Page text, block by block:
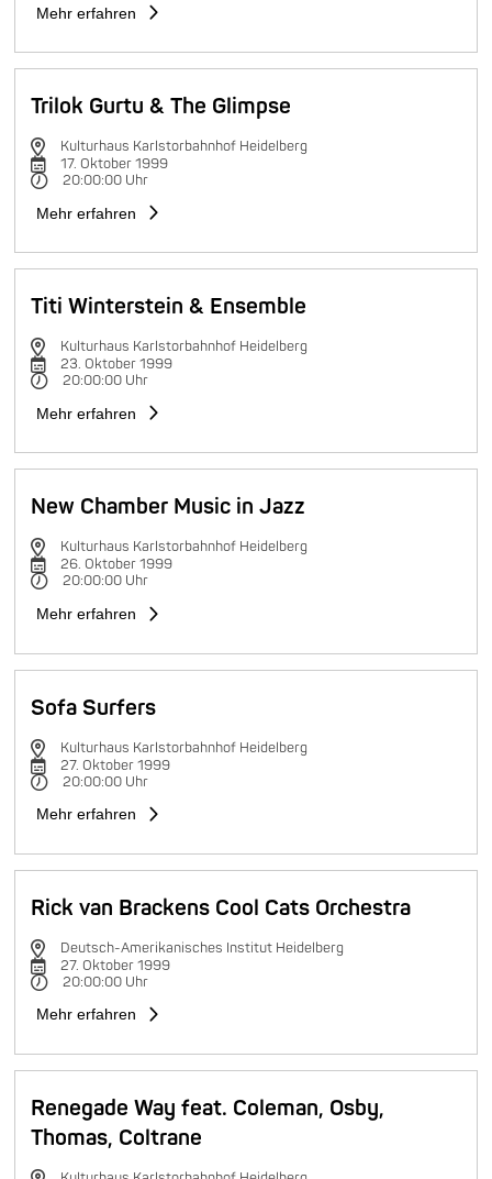
Mehr erfahren
Trilok Gurtu & The Glimpse
Kulturhaus Karlstorbahnhof Heidelberg
17. Oktober 1999
20:00:00 Uhr
Mehr erfahren
Titi Winterstein & Ensemble
Kulturhaus Karlstorbahnhof Heidelberg
23. Oktober 1999
20:00:00 Uhr
Mehr erfahren
New Chamber Music in Jazz
Kulturhaus Karlstorbahnhof Heidelberg
26. Oktober 1999
20:00:00 Uhr
Mehr erfahren
Sofa Surfers
Kulturhaus Karlstorbahnhof Heidelberg
27. Oktober 1999
20:00:00 Uhr
Mehr erfahren
Rick van Brackens Cool Cats Orchestra
Deutsch-Amerikanisches Institut Heidelberg
27. Oktober 1999
20:00:00 Uhr
Mehr erfahren
Renegade Way feat. Coleman, Osby,
Thomas, Coltrane